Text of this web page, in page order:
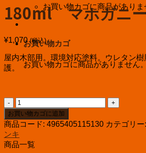
お買い物カゴに商品がありま
お買い物カゴ
お買い物カゴに商品がありません。
180ml マホガニ
¥1,070 (税込)
屋内木部用。環境対応塗料。ウレタン
護。
ﾜ
ｼ
ﾝ
水
性
ウ
お買い物カゴに追加
商品コード: 4965405115130 カテゴリー:
ンキ
商品一覧